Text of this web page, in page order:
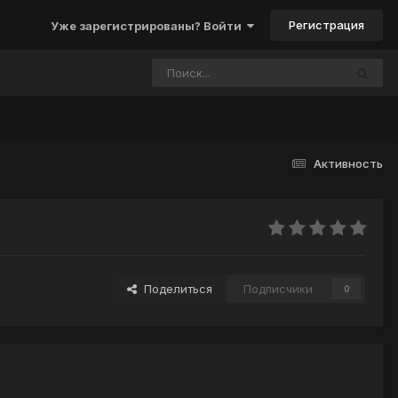
Уже зарегистрированы? Войти Регистрация
Активность
Поделиться Подписчики 0